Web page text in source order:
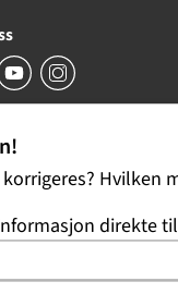
Hvilken
direkte